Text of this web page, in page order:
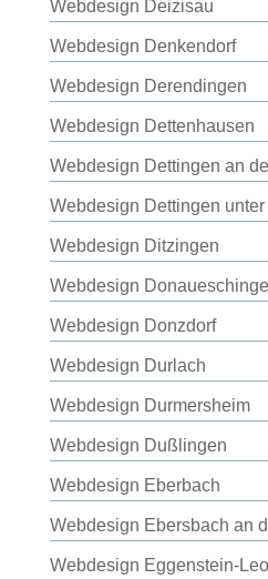
Webdesign Deizisau
Webdesign Denkendorf
Webdesign Derendingen
Webdesign Dettenhausen
Webdesign Dettingen an
Webdesign Dettingen unter
Webdesign Ditzingen
Webdesign
Webdesign Donzdorf
Webdesign Durlach
Webdesign Durmersheim
Webdesign Dußlingen
Webdesign Eberbach
Webdesign Ebersbach an
Webdesign Eggenstein-